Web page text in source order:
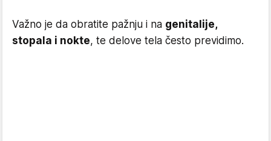
Važno je da obratite pažnju i na genitalije,
stopala i nokte, te delove tela često previdimo.